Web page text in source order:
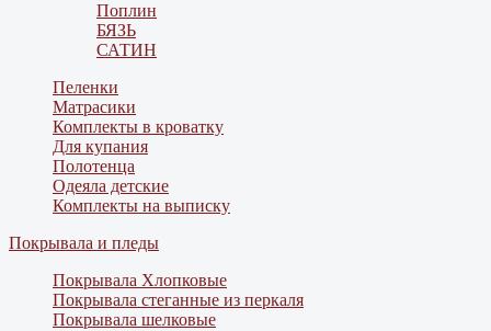
Поплин
БЯЗЬ
САТИН
Пеленки
Матрасики
Комплекты в кроватку
Для купания
Полотенца
Одеяла детские
Комплекты на выписку
Покрывала и пледы
Покрывала Хлопковые
Покрывала стеганные из перкаля
Покрывала шелковые